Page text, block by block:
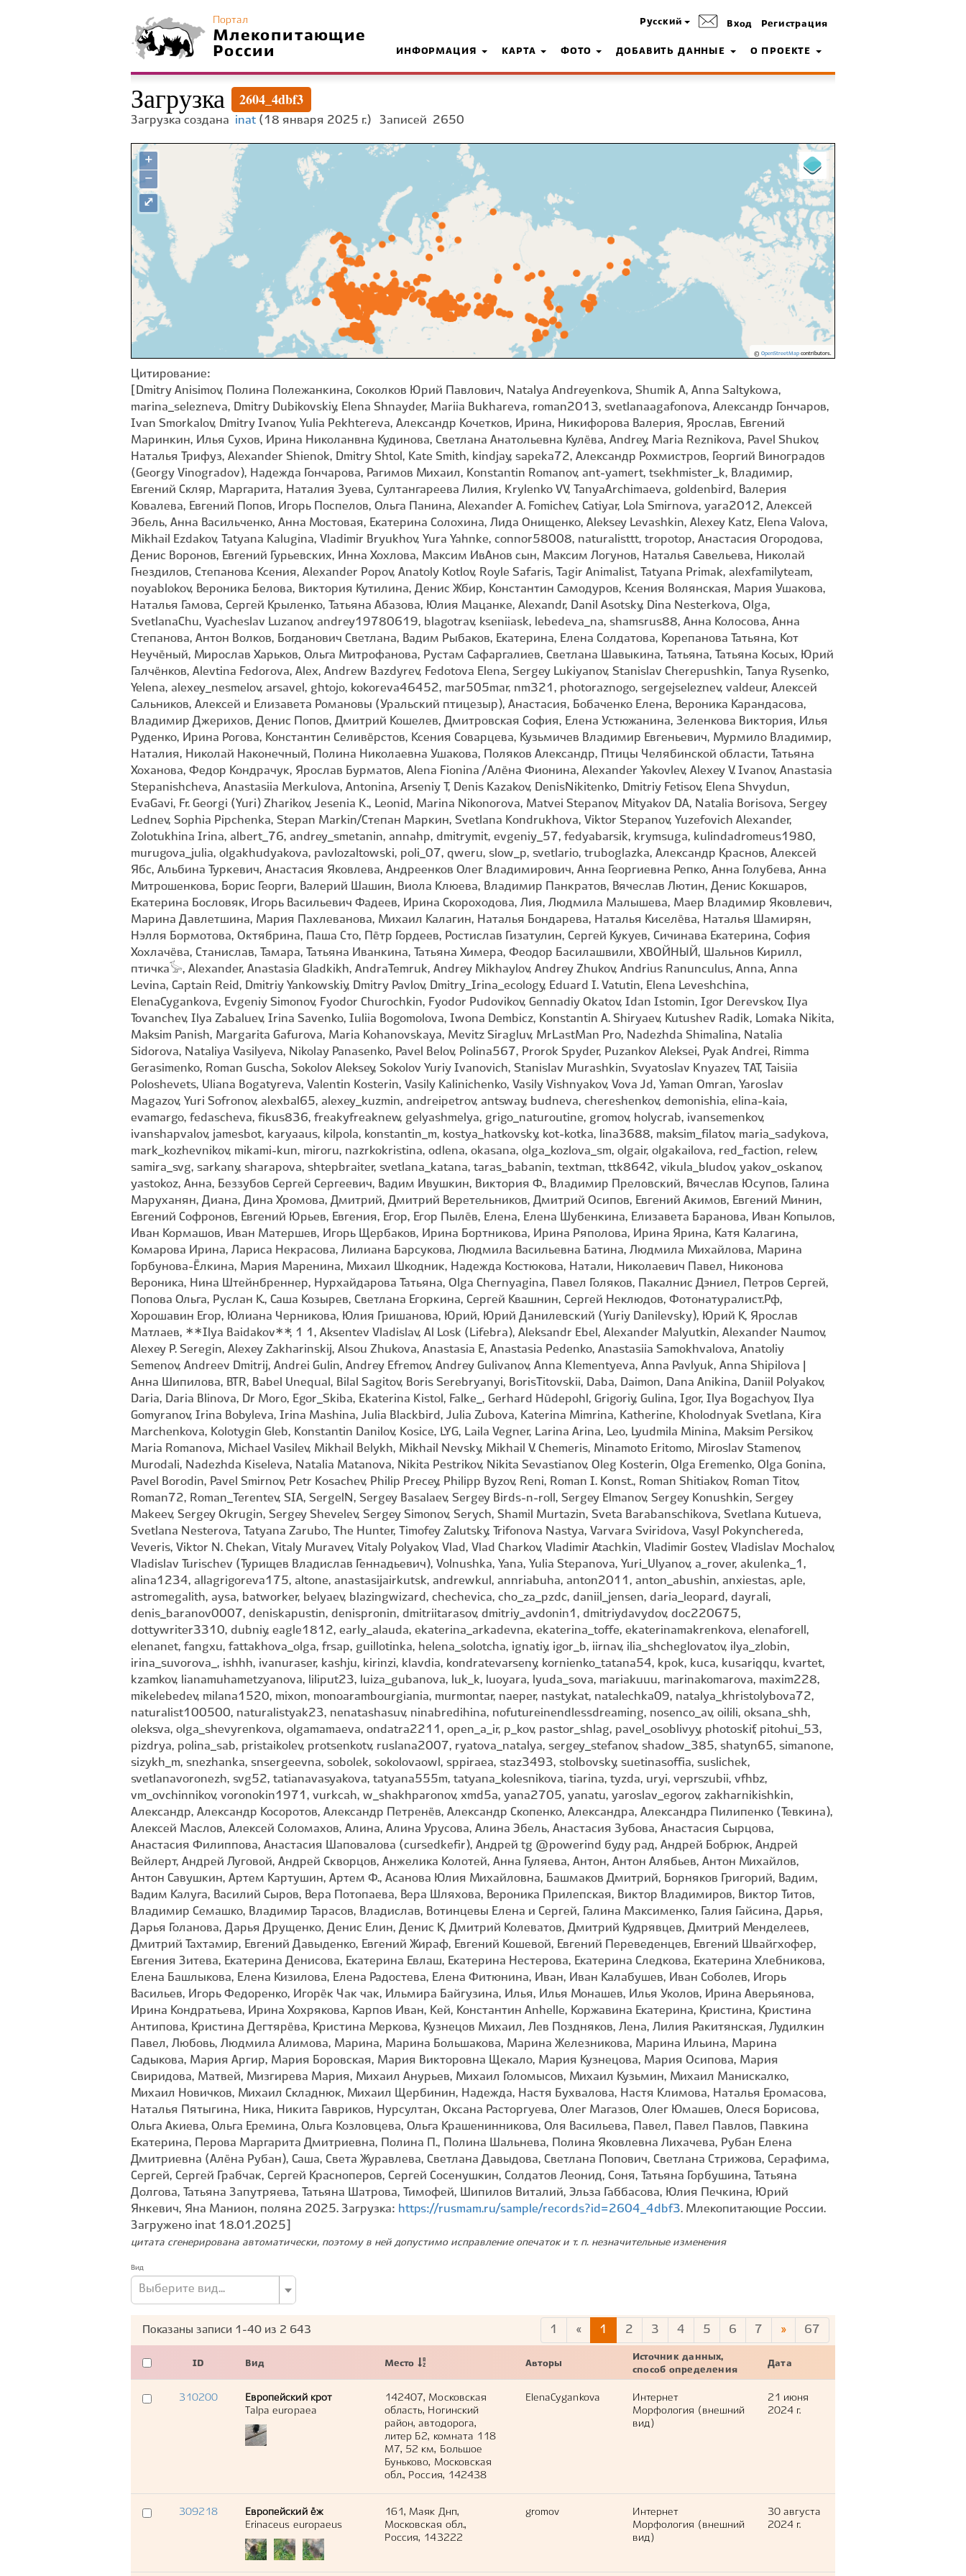
Портал
Млекопитающие
России
Русский Вход Регистрация
ИНФОРМАЦИЯ КАРТА ФОТО ДОБАВИТЬ ДАННЫЕ О ПРОЕКТЕ
Загрузка 2604_4dbf3
Загрузка создана inat (18 января 2025 г.) Записей 2650
+
−
© OpenStreetMapcontributors.
⤢
Цитирование:
[Dmitry Anisimov, Полина Полежанкина, Соколков Юрий Павлович, Natalya Andreyenkova, Shumik A, Anna Saltykowa, marina_selezneva, Dmitry Dubikovskiy, Elena Shnayder, Mariia Bukhareva, roman2013, svetlanaagafonova, Александр Гончаров, Ivan Smorkalov, Dmitry Ivanov, Yulia Pekhtereva, Александр Кочетков, Ирина, Никифорова Валерия, Ярослав, Евгений Маринкин, Илья Сухов, Ирина Николанвна Кудинова, Светлана Анатольевна Кулёва, Andrey, Maria Reznikova, Pavel Shukov, Наталья Трифуз, Alexander Shienok, Dmitry Shtol, Kate Smith, kindjay, sapeka72, Александр Рохмистров, Георгий Виноградов (Georgy Vinogradov), Надежда Гончарова, Рагимов Михаил, Konstantin Romanov, ant-yamert, tsekhmister_k, Владимир, Евгений Скляр, Маргарита, Наталия Зуева, Султангареева Лилия, Krylenko VV, TanyaArchimaeva, goldenbird, Валерия Ковалева, Евгений Попов, Игорь Поспелов, Ольга Панина, Alexander A. Fomichev, Catiyar, Lola Smirnova, yara2012, Алексей Эбель, Анна Васильченко, Анна Мостовая, Екатерина Солохина, Лида Онищенко, Aleksey Levashkin, Alexey Katz, Elena Valova, Mikhail Ezdakov, Tatyana Kalugina, Vladimir Bryukhov, Yura Yahnke, connor58008, naturalisttt, tropotop, Анастасия Огородова, Денис Воронов, Евгений Гурьевских, Инна Хохлова, Максим ИвАнов сын, Максим Логунов, Наталья Савельева, Николай Гнездилов, Степанова Ксения, Alexander Popov, Anatoly Kotlov, Royle Safaris, Tagir Animalist, Tatyana Primak, alexfamilyteam, noyablokov, Вероника Белова, Виктория Кутилина, Денис Жбир, Константин Самодуров, Ксения Волянская, Мария Ушакова, Наталья Гамова, Сергей Крыленко, Татьяна Абазова, Юлия Мацанке, Alexandr, Danil Asotsky, Dina Nesterkova, Olga, SvetlanaChu, Vyacheslav Luzanov, andrey19780619, blagotrav, kseniiask, lebedeva_na, shamsrus88, Анна Колосова, Анна Степанова, Антон Волков, Богданович Светлана, Вадим Рыбаков, Екатерина, Елена Солдатова, Корепанова Татьяна, Кот Неучёный, Мирослав Харьков, Ольга Митрофанова, Рустам Сафаргалиев, Светлана Шавыкина, Татьяна, Татьяна Косых, Юрий Галчёнков, Alevtina Fedorova, Alex, Andrew Bazdyrev, Fedotova Elena, Sergey Lukiyanov, Stanislav Cherepushkin, Tanya Rysenko, Yelena, alexey_nesmelov, arsavel, ghtojo, kokoreva46452, mar505mar, nm321, photoraznogo, sergejseleznev, valdeur, Алексей Сальников, Алексей и Елизавета Романовы (Уральский птицезыр), Анастасия, Бобаченко Елена, Вероника Карандасова, Владимир Джерихов, Денис Попов, Дмитрий Кошелев, Дмитровская София, Елена Устюжанина, Зеленкова Виктория, Илья Руденко, Ирина Рогова, Константин Селивёрстов, Ксения Соварцева, Кузьмичев Владимир Евгеньевич, Мурмило Владимир, Наталия, Николай Наконечный, Полина Николаевна Ушакова, Поляков Александр, Птицы Челябинской области, Татьяна Хоханова, Федор Кондрачук, Ярослав Бурматов, Alena Fionina / Алёна Фионина, Alexander Yakovlev, Alexey V. Ivanov, Anastasia Stepanishcheva, Anastasiia Merkulova, Antonina, Arseniy T, Denis Kazakov, DenisNikitenko, Dmitriy Fetisov, Elena Shvydun, EvaGavi, Fr. Georgi (Yuri) Zharikov, Jesenia K., Leonid, Marina Nikonorova, Matvei Stepanov, Mityakov DA, Natalia Borisova, Sergey Lednev, Sophia Pipchenka, Stepan Markin/Степан Маркин, Svetlana Kondrukhova, Viktor Stepanov, Yuzefovich Alexander, Zolotukhina Irina, albert_76, andrey_smetanin, annahp, dmitrymit, evgeniy_57, fedyabarsik, krymsuga, kulindadromeus1980, murugova_julia, olgakhudyakova, pavlozaltowski, poli_07, qweru, slow_p, svetlario, truboglazka, Александр Краснов, Алексей Ябс, Альбина Туркевич, Анастасия Яковлева, Андреенков Олег Владимирович, Анна Георгиевна Репко, Анна Голубева, Анна Митрошенкова, Борис Георги, Валерий Шашин, Виола Клюева, Владимир Панкратов, Вячеслав Лютин, Денис Кокшаров, Екатерина Бословяк, Игорь Васильевич Фадеев, Ирина Скороходова, Лия, Людмила Малышева, Маер Владимир Яковлевич, Марина Давлетшина, Мария Пахлеванова, Михаил Калагин, Наталья Бондарева, Наталья Киселёва, Наталья Шамирян, Нэлля Бормотова, Октябрина, Паша Сто, Пётр Гордеев, Ростислав Гизатулин, Сергей Кукуев, Сичинава Екатерина, София Хохлачёва, Станислав, Тамара, Татьяна Иванкина, Татьяна Химера, Феодор Басилашвили, ХВОЙНЫЙ, Шальнов Кирилл, птичка𓅚, Alexander, Anastasia Gladkikh, AndraTemruk, Andrey Mikhaylov, Andrey Zhukov, Andrius Ranunculus, Anna, Anna Levina, Captain Reid, Dmitriy Yankowskiy, Dmitry Pavlov, Dmitry_Irina_ecology, Eduard I. Vatutin, Elena Leveshchina, ElenaCygankova, Evgeniy Simonov, Fyodor Churochkin, Fyodor Pudovikov, Gennadiy Okatov, Idan Istomin, Igor Derevskov, Ilya Tovanchev, Ilya Zabaluev, Irina Savenko, Iuliia Bogomolova, Iwona Dembicz, Konstantin A. Shiryaev, Kutushev Radik, Lomaka Nikita, Maksim Panish, Margarita Gafurova, Maria Kohanovskaya, Mevitz Siragluv, MrLastMan Pro, Nadezhda Shimalina, Natalia Sidorova, Nataliya Vasilyeva, Nikolay Panasenko, Pavel Belov, Polina567, Prorok Spyder, Puzankov Aleksei, Pyak Andrei, Rimma Gerasimenko, Roman Guscha, Sokolov Aleksey, Sokolov Yuriy Ivanovich, Stanislav Murashkin, Svyatoslav Knyazev, TAT, Taisiia Poloshevets, Uliana Bogatyreva, Valentin Kosterin, Vasily Kalinichenko, Vasily Vishnyakov, Vova Jd, Yaman Omran, Yaroslav Magazov, Yuri Sofronov, alexbal65, alexey_kuzmin, andreipetrov, antsway, budneva, chereshenkov, demonishia, elina-kaia, evamargo, fedascheva, fikus836, freakyfreaknew, gelyashmelya, grigo_naturoutine, gromov, holycrab, ivansemenkov, ivanshapvalov, jamesbot, karyaaus, kilpola, konstantin_m, kostya_hatkovsky, kot-kotka, lina3688, maksim_filatov, maria_sadykova, mark_kozhevnikov, mikami-kun, miroru, nazrkokristina, odlena, okasana, olga_kozlova_sm, olgair, olgakailova, red_faction, relew, samira_svg, sarkany, sharapova, shtepbraiter, svetlana_katana, taras_babanin, textman, ttk8642, vikula_bludov, yakov_oskanov, yastokoz, Анна, Беззубов Сергей Сергеевич, Вадим Ивушкин, Виктория Ф., Владимир Преловский, Вячеслав Юсупов, Галина Маруханян, Диана, Дина Хромова, Дмитрий, Дмитрий Веретельников, Дмитрий Осипов, Евгений Акимов, Евгений Минин, Евгений Софронов, Евгений Юрьев, Евгения, Егор, Егор Пылёв, Елена, Елена Шубенкина, Елизавета Баранова, Иван Копылов, Иван Кормашов, Иван Матершев, Игорь Щербаков, Ирина Бортникова, Ирина Ряполова, Ирина Ярина, Катя Калагина, Комарова Ирина, Лариса Некрасова, Лилиана Барсукова, Людмила Васильевна Батина, Людмила Михайлова, Марина Горбунова-Ëлкина, Мария Маренина, Михаил Шкодник, Надежда Костюкова, Натали, Николаевич Павел, Никонова Вероника, Нина Штейнбреннер, Нурхайдарова Татьяна, Оlga Сhernyagina, Павел Голяков, Пакалнис Дэниел, Петров Сергей, Попова Ольга, Руслан К., Саша Козырев, Светлана Егоркина, Сергей Квашнин, Сергей Неклюдов, Фотонатуралист.Рф, Хорошавин Егор, Юлиана Черникова, Юлия Гришанова, Юрий, Юрий Данилевский (Yuriy Danilevsky), Юрий К, Ярослав Матлаев, **Ilya Baidakov**, 1 1, Aksentev Vladislav, Al Losk (Lifebra), Aleksandr Ebel, Alexander Malyutkin, Alexander Naumov, Alexey P. Seregin, Alexey Zakharinskij, Alsou Zhukova, Anastasia E, Anastasia Pedenko, Anastasiia Samokhvalova, Anatoliy Semenov, Andreev Dmitrij, Andrei Gulin, Andrey Efremov, Andrey Gulivanov, Anna Klementyeva, Anna Pavlyuk, Anna Shipilova | Анна Шипилова, BTR, Babel Unequal, Bilal Sagitov, Boris Serebryanyi, BorisTitovskii, Daba, Daimon, Dana Anikina, Daniil Polyakov, Daria, Daria Blinova, Dr Moro, Egor_Skiba, Ekaterina Kistol, Falke_, Gerhard Hüdepohl, Grigoriy, Gulina, Igor, Ilya Bogachyov, Ilya Gomyranov, Irina Bobyleva, Irina Mashina, Julia Blackbird, Julia Zubova, Katerina Mimrina, Katherine, Kholodnyak Svetlana, Kira Marchenkova, Kolotygin Gleb, Konstantin Danilov, Kosice, LYG, Laila Vegner, Larina Arina, Leo, Lyudmila Minina, Maksim Persikov, Maria Romanova, Michael Vasilev, Mikhail Belykh, Mikhail Nevsky, Mikhail V. Chemeris, Minamoto Eritomo, Miroslav Stamenov, Murodali, Nadezhda Kiseleva, Natalia Matanova, Nikita Pestrikov, Nikita Sevastianov, Oleg Kosterin, Olga Eremenko, Olga Gonina, Pavel Borodin, Pavel Smirnov, Petr Kosachev, Philip Precey, Philipp Byzov, Reni, Roman I. Konst., Roman Shitiakov, Roman Titov, Roman72, Roman_Terentev, SIA, SergelN, Sergey Basalaev, Sergey Birds-n-roll, Sergey Elmanov, Sergey Konushkin, Sergey Makeev, Sergey Okrugin, Sergey Shevelev, Sergey Simonov, Serych, Shamil Murtazin, Sveta Barabanschikova, Svetlana Kutueva, Svetlana Nesterova, Tatyana Zarubo, The Hunter, Timofey Zalutsky, Trifonova Nastya, Varvara Sviridova, Vasyl Pokynchereda, Veveris, Viktor N. Chekan, Vitaly Muravev, Vitaly Polyakov, Vlad, Vlad Charkov, Vladimir Atachkin, Vladimir Gostev, Vladislav Mochalov, Vladislav Turischev (Турищев Владислав Геннадьевич), Volnushka, Yana, Yulia Stepanova, Yuri_Ulyanov, a_rover, akulenka_1, alina1234, allagrigoreva175, altone, anastasijairkutsk, andrewkul, annriabuha, anton2011, anton_abushin, anxiestas, aple, astromegalith, aysa, batworker, belyaev, blazingwizard, chechevica, cho_za_pzdc, daniil_jensen, daria_leopard, dayrali, denis_baranov0007, deniskapustin, denispronin, dmitriitarasov, dmitriy_avdonin1, dmitriydavydov, doc220675, dottywriter3310, dubniy, eagle1812, early_alauda, ekaterina_arkadevna, ekaterina_toffe, ekaterinamakrenkova, elenaforell, elenanet, fangxu, fattakhova_olga, frsap, guillotinka, helena_solotcha, ignatiy, igor_b, iirnav, ilia_shcheglovatov, ilya_zlobin, irina_suvorova_, ishhh, ivanuraser, kashju, kirinzi, klavdia, kondratevarseny, kornienko_tatana54, kpok, kuca, kusariqqu, kvartet, kzamkov, lianamuhametzyanova, liliput23, luiza_gubanova, luk_k, luoyara, lyuda_sova, mariakuuu, marinakomarova, maxim228, mikelebedev, milana1520, mixon, monoarambourgiania, murmontar, naeper, nastykat, natalechka09, natalya_khristolybova72, naturalist100500, naturalistyak23, nenatashasuv, ninabredihina, nofutureinendlessdreaming, nosenco_av, oilili, oksana_shh, oleksva, olga_shevyrenkova, olgamamaeva, ondatra2211, open_a_ir, p_kov, pastor_shlag, pavel_osoblivyy, photoskif, pitohui_53, pizdrya, polina_sab, pristaikolev, protsenkotv, ruslana2007, ryatova_natalya, sergey_stefanov, shadow_385, shatyn65, simanone, sizykh_m, snezhanka, snsergeevna, sobolek, sokolovaowl, sppiraea, staz34
https://rusmam.ru/sample/records?id=2604_4dbf3. Млекопитающие России.
Загружено inat 18.01.2025]
цитата сгенерирована автоматически, поэтому в ней допустимо исправление опечаток и т. п. незначительные изменения
Вид
Выберите вид...
1 « 1 2 3 4 5 6 7 » 67
Показаны записи 1-40 из 2 643
ID Вид Место Авторы
Источник данных,
способ определения
Дата
310200
Европейский крот
Talpa europaea
142407, Московская
область, Ногинский
район, автодорога,
литер Б2, комната 118
М7, 52 км, Большое
Буньково, Московская
обл., Россия, 142438
ElenaCygankova
Интернет
Морфология (внешний
вид)
21 июня
2024 г.
309218
Европейский ёж
Erinaceus europaeus
161, Маяк Днп,
Московская обл.,
Россия, 143222
gromov
Интернет
Морфология (внешний
вид)
30 августа
2024 г.